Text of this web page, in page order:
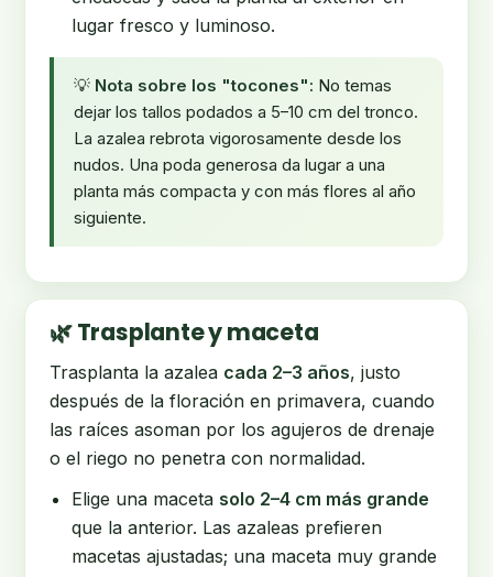
lugar fresco y luminoso.
💡 Nota sobre los "tocones": No temas
dejar los tallos podados a 5–10 cm del tronco.
La azalea rebrota vigorosamente desde los
nudos. Una poda generosa da lugar a una
planta más compacta y con más flores al año
siguiente.
🌿 Trasplante y maceta
Trasplanta la azalea cada 2–3 años, justo
después de la floración en primavera, cuando
las raíces asoman por los agujeros de drenaje
o el riego no penetra con normalidad.
Elige una maceta solo 2–4 cm más grande
que la anterior. Las azaleas prefieren
macetas ajustadas; una maceta muy grande